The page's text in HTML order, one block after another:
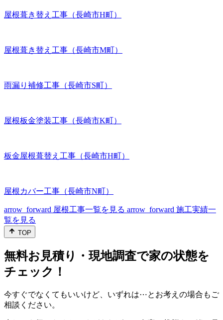
屋根葺き替え工事（長崎市H町）
屋根葺き替え工事（長崎市M町）
雨漏り補修工事（長崎市S町）
屋根板金塗装工事（長崎市K町）
板金屋根葺替え工事（長崎市H町）
屋根カバー工事（長崎市N町）
arrow_forward 屋根工事一覧を見る arrow_forward 施工実績一
覧を見る
TOP
無料お見積り・現地調査で家の状態を
チェック！
今すぐでなくてもいいけど、いずれは⋯とお考えの場合もご
相談ください。